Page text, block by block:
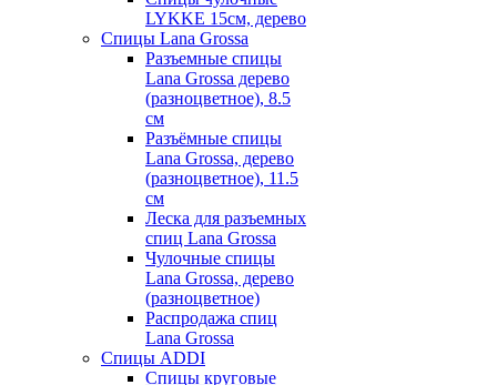
LYKKE 15см, дерево
Спицы Lana Grossa
Разъемные спицы
Lana Grossa дерево
(разноцветное), 8.5
см
Разъёмные спицы
Lana Grossa, дерево
(разноцветное), 11.5
см
Леска для разъемных
спиц Lana Grossa
Чулочные спицы
Lana Grossa, дерево
(разноцветное)
Распродажа спиц
Lana Grossa
Спицы ADDI
Спицы круговые